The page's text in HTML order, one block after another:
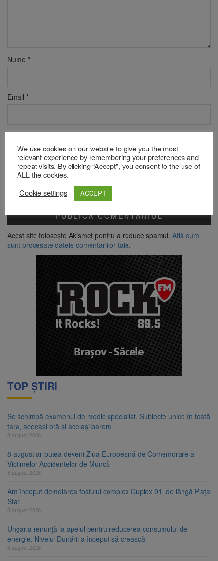
Nume *
Email *
Site web
Verificare anti-robot
Click pentru a începe verificarea
Acest site folosește Akismet pentru a reduce spamul. Află cum
sunt procesate datele comentariilor tale.
TOP ȘTIRI
Se schimbă examenul de medic specialist. Subiecte unice în toată
țara, aceeași oră și același barem
8 august 2026
8 august ar putea deveni Ziua Europeană de Comemorare a
Victimelor Accidentelor de Muncă
8 august 2026
Am început demolarea fostului complex Duplex 91, de lângă Piața
Star
8 august 2026
Ungaria renunță la apelul pentru reducerea consumului de
energie. Nivelul Dunării a început să crească
8 august 2026
We use cookies on our website to give you the most
relevant experience by remembering your preferences and
repeat visits. By clicking “Accept”, you consent to the use of
ALL the cookies.
Cookie settings
ACCEPT